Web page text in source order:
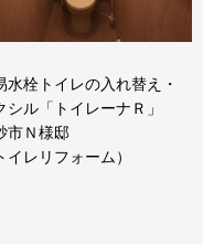
水栓トイレの入れ替え・
シル「トイレーナＲ」
市Ｎ様邸
イレリフォーム）